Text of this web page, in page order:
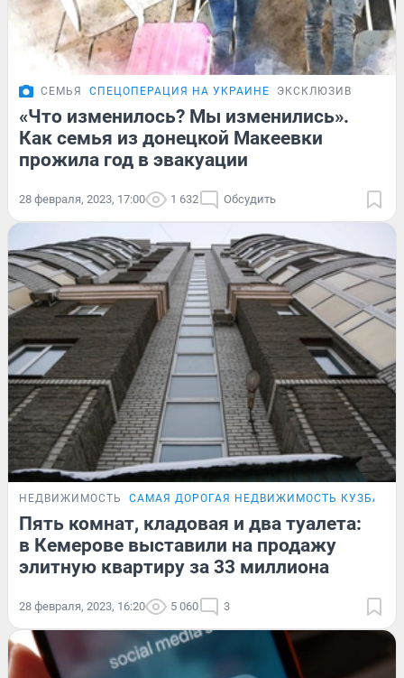
СЕМЬЯ СПЕЦОПЕРАЦИЯ НА УКРАИНЕ ЭКСКЛЮЗИВ
«Что изменилось? Мы изменились».
Как семья из донецкой Макеевки
прожила год в эвакуации
28 февраля, 2023, 17:00 1 632 Обсудить
НЕДВИЖИМОСТЬ САМАЯ ДОРОГАЯ НЕДВИЖИМОСТЬ КУЗБАССА
Пять комнат, кладовая и два туалета:
в Кемерове выставили на продажу
элитную квартиру за 33 миллиона
28 февраля, 2023, 16:20 5 060 3